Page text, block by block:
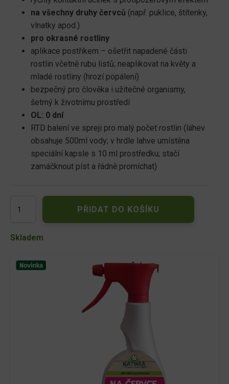
na všechny druhy červců (např. puklice, štítenky,
vlnatky apod.)
pro okrasné rostliny
aplikace postřikem – ošetřit napadené části
rostlin včetně rubu listů; neaplikovat na květy a
mladé rostliny (hrozí popálení)
bezpečný pro člověka i užitečné organismy,
šetrný k životnímu prostředí
OL: 0 dní
RTD balení ve spreji pro malý počet rostlin (láhev
obsahuje 500ml vody; v hrdle lahve umístěna
speciální kapsle s 10 ml prostředku; stačí
zamáčknout píst a řádně promíchat)
Přírodní
na
500
PŘIDAT DO KOŠÍKU
Skladem